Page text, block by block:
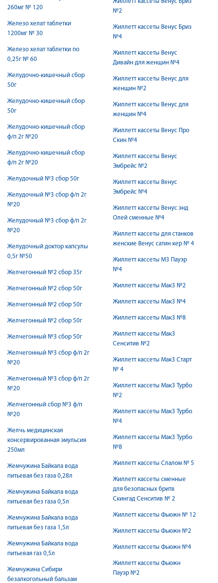
260мг № 120
Железо хелат таблетки
1200мг № 30
Железо хелат таблетки по
0,25г № 60
Желудочно-кишечный сбор
50г
Желудочно-кишечный сбор
50г
Желудочно-кишечный сбор
ф/п 2г №20
Желудочно-кишечный сбор
ф/п 2г №20
Желудочный №3 сбор 50г
Желудочный №3 сбор ф/п 2г
№20
Желудочный №3 сбор ф/п 2г
№20
Желудочный доктор капсулы
0,5г №50
Желчегонный №2 сбор 35г
Желчегонный №2 сбор 50г
Желчегонный №2 сбор 50г
Желчегонный №2 сбор 50г
Желчегонный №3 сбор 50г
Желчегонный №3 сбор ф/п 2г
№20
Желчегонный №3 сбор ф/п 2г
№20
Желчегонный сбор №3 ф/п
№20
Желчь медицинская
консервированная эмульсия
250мл
Жемчужина Байкала вода
питьевая без газа 0,28л
Жемчужина Байкала вода
питьевая без газа 0,5л
Жемчужина Байкала вода
питьевая без газа 1,5л
Жемчужина Байкала вода
питьевая газ 0,5л
Жемчужина Сибири
безалкогольный бальзам
№2
Жиллетт кассеты Венус Бриз
№4
Жиллетт кассеты Венус
Дивайн для женщин №4
Жиллетт кассеты Венус для
женщин №2
Жиллетт кассеты Венус для
женщин №4
Жиллетт кассеты Венус Про
Скин №4
Жиллетт кассеты Венус
Эмбрейс №2
Жиллетт кассеты Венус
Эмбрейс №4
Жиллетт кассеты Венус энд
Олей сменные №4
Жиллетт кассеты для станков
женские Венус сатин кер № 4
Жиллетт кассеты М3 Пауэр
№4
Жиллетт кассеты Мак3 №2
Жиллетт кассеты Мак3 №4
Жиллетт кассеты Мак3 №8
Жиллетт кассеты Мак3
Сенситив №2
Жиллетт кассеты Мак3 Старт
№ 4
Жиллетт кассеты Мак3 Турбо
№2
Жиллетт кассеты Мак3 Турбо
№4
Жиллетт кассеты Мак3 Турбо
№8
Жиллетт кассеты Слалом № 5
Жиллетт кассеты сменные
для безопасных бритв
Скингад Сенситив № 2
Жиллетт кассеты Фьюжн № 12
Жиллетт кассеты Фьюжн №2
Жиллетт кассеты Фьюжн №4
Жиллетт кассеты Фьюжн
Пауэр №2